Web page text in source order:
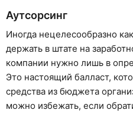
Аутсорсинг
Иногда нецелесообразно
держать в штате на
компании нужно лишь в
Это настоящий балласт,
средства из бюджета
можно избежать, если